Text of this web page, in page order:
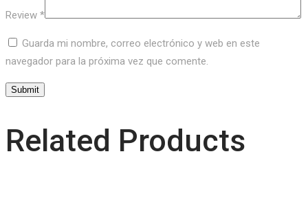
Review *
Guarda mi nombre, correo electrónico y web en este
navegador para la próxima vez que comente.
Related Products